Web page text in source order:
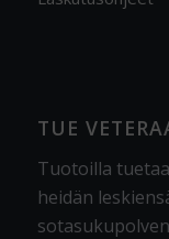
TUE
Tuotoilla
heidän